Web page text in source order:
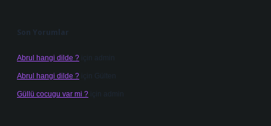
Son Yorumlar
Abrul hangi dilde ? için admin
Abrul hangi dilde ? için Gülten
Güllü cocugu var mi ? için admin